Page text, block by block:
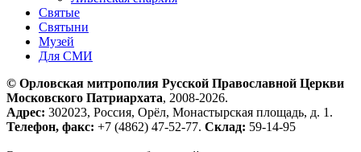
Святые
Святыни
Музей
Для СМИ
© Орловская митрополия Русской Православной Церкви
Московского Патриархата, 2008-2026.
Адрес: 302023, Россия, Орёл, Монастырская площадь, д. 1.
Телефон, факс: +7 (4862) 47-52-77. Склад: 59-14-95